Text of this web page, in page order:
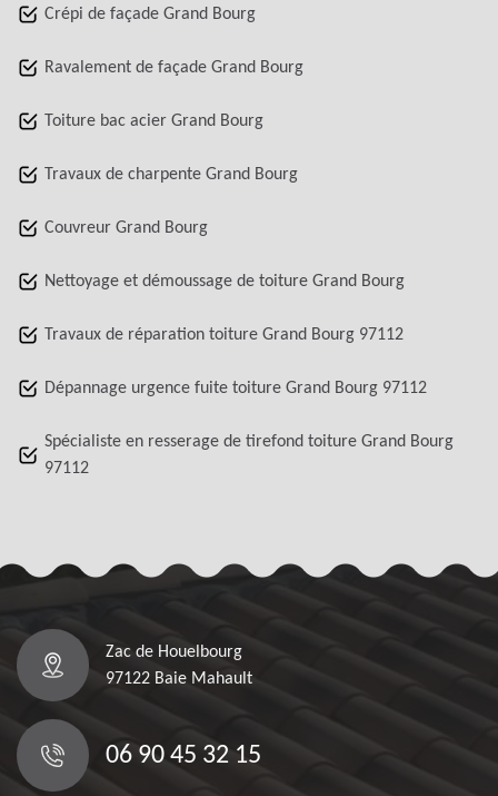
Crépi de façade Grand Bourg
Ravalement de façade Grand Bourg
Toiture bac acier Grand Bourg
Travaux de charpente Grand Bourg
Couvreur Grand Bourg
Nettoyage et démoussage de toiture Grand Bourg
Travaux de réparation toiture Grand Bourg 97112
Dépannage urgence fuite toiture Grand Bourg 97112
Spécialiste en resserage de tirefond toiture Grand Bourg
97112
Zac de Houelbourg
97122 Baie Mahault
06 90 45 32 15